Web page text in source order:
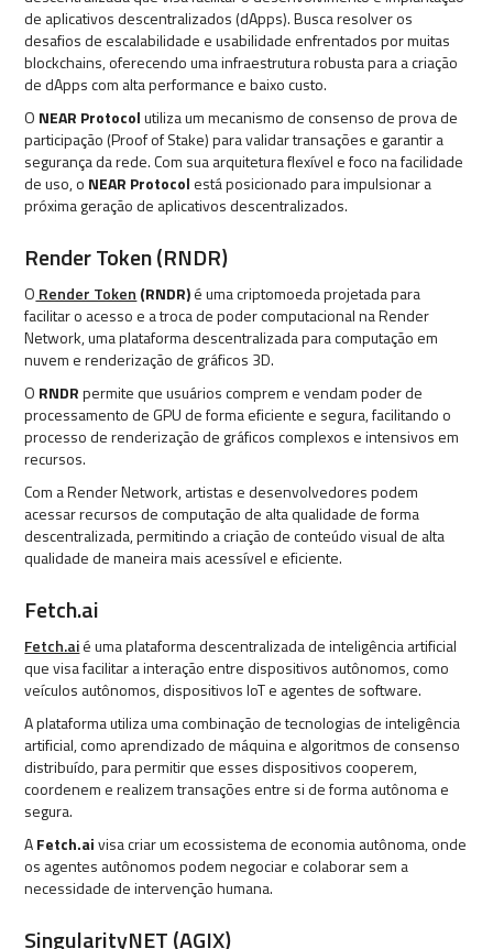
de aplicativos descentralizados (dApps). Busca resolver os
desafios de escalabilidade e usabilidade enfrentados por muitas
blockchains, oferecendo uma infraestrutura robusta para a criação
de dApps com alta performance e baixo custo.
O NEAR Protocolutiliza um mecanismo de consenso de prova de
participação (Proof of Stake) para validar transações e garantir a
segurança da rede. Com sua arquitetura flexível e foco na facilidade
de uso, o NEAR Protocol está posicionado para impulsionar a
próxima geração de aplicativos descentralizados.
Render Token (RNDR)
O Render Token (RNDR)é uma criptomoeda projetada para
facilitar o acesso e a troca de poder computacional na Render
Network, uma plataforma descentralizada para computação em
nuvem e renderização de gráficos 3D.
O RNDRpermite que usuários comprem e vendam poder de
processamento de GPU de forma eficiente e segura, facilitando o
processo de renderização de gráficos complexos e intensivos em
recursos.
Com a Render Network, artistas e desenvolvedores podem
acessar recursos de computação de alta qualidade de forma
descentralizada, permitindo a criação de conteúdo visual de alta
qualidade de maneira mais acessível e eficiente.
Fetch.ai
Fetch.aié uma plataforma descentralizada de inteligência artificial
que visa facilitar a interação entre dispositivos autônomos, como
veículos autônomos, dispositivos IoT e agentes de software.
A plataforma utiliza uma combinação de tecnologias de inteligência
artificial, como aprendizado de máquina e algoritmos de consenso
distribuído, para permitir que esses dispositivos cooperem,
coordenem e realizem transações entre si de forma autônoma e
segura.
AFetch.aivisa criar um ecossistema de economia autônoma, onde
os agentes autônomos podem negociar e colaborar sem a
necessidade de intervenção humana.
SingularityNET (AGIX)